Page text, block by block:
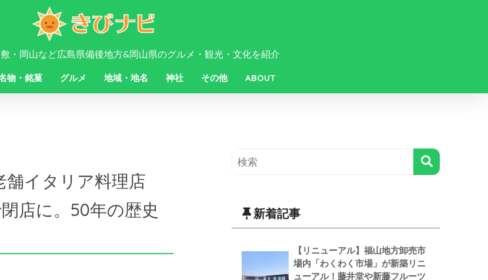
・岡山など広島県備後地方&岡山県のグルメ・観光・文化を紹介
物・銘菓 グルメ 地域・地名 神社 その他 ABOUT
舗イタリア料理店
店に。50年の歴史
新着記事
【リニューアル】福山地方卸売市
場内「わくわく市場」が新築リニ
ューアル！藤井堂や新藤フルーツ